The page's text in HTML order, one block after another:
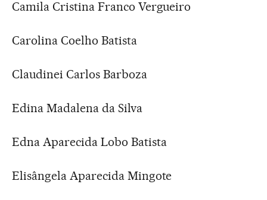
Camila Cristina Franco Vergueiro
Carolina Coelho Batista
Claudinei Carlos Barboza
Edina Madalena da Silva
Edna Aparecida Lobo Batista
Elisângela Aparecida Mingote